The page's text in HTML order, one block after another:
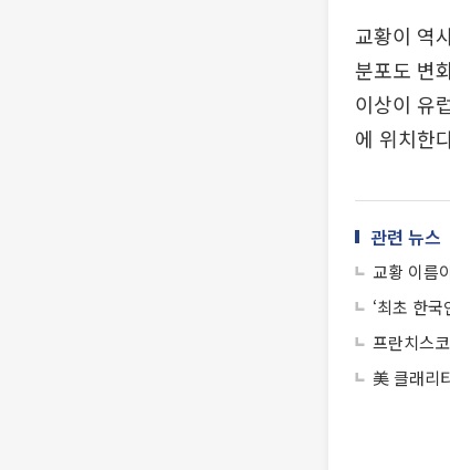
교황이 역
분포도 변
이상이 유
에 위치한
관련 뉴스
교황 이름
‘최초 한
프란치스
美 클래리